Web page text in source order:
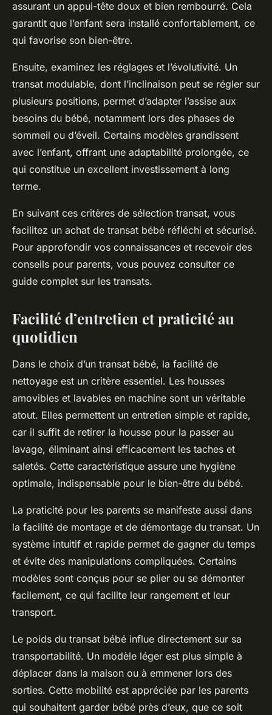
assurant un appui-tête doux et bien rembourré. Cela
garantit que l’enfant sera installé confortablement, ce
qui favorise son bien-être.
Ensuite, examinez les réglages et l’évolutivité. Un
transat modulable, dont l’inclinaison peut se régler sur
plusieurs positions, permet d’adapter l’assise aux
besoins du bébé, notamment lors des phases de
sommeil ou d’éveil. Certains modèles grandissent
avec l’enfant, offrant une adaptabilité prolongée, ce
qui constitue un excellent investissement à long
terme.
En suivant ces critères de sélection transat, vous
facilitez un achat de transat bébé réfléchi et sécurisé.
Pour approfondir vos connaissances et recevoir des
conseils pour parents, vous pouvez consulter ce
guide complet sur les transats.
Facilité d’entretien et praticité au
quotidien
Dans le choix d’un transat bébé, la facilité de
nettoyage est un critère essentiel. Les housses
amovibles et lavables en machine sont un véritable
atout. Elles permettent un entretien simple et rapide,
car il suffit de retirer la housse pour la passer au
lavage, éliminant ainsi efficacement les taches et
saletés. Cette caractéristique assure une hygiène
optimale, indispensable pour le bien-être du bébé.
La praticité pour les parents se manifeste aussi dans
la facilité de montage et de démontage du transat. Un
système intuitif et rapide permet de gagner du temps
et évite des manipulations compliquées. Certains
modèles sont conçus pour se plier ou se démonter
facilement, ce qui facilite leur rangement et leur
transport.
Le poids du transat bébé influe directement sur sa
transportabilité. Un modèle léger est plus simple à
déplacer dans la maison ou à emmener lors des
sorties. Cette mobilité est appréciée par les parents
qui souhaitent garder bébé près d’eux, que ce soit